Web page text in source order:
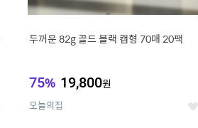
두꺼운 82g 골드 블랙 캡형 70매 20팩
75% 19,800원
오늘의집 좋